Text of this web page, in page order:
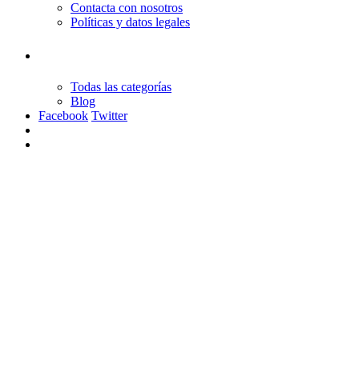
Contacta con nosotros
Políticas y datos legales
Todas las categorías
Blog
Facebook Twitter